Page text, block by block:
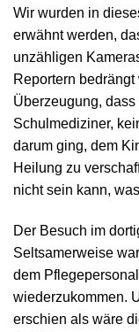
Wir wurden in
erwähnt werden,
unzähligen
Reportern
Überzeugung,
Schulmediziner,
darum ging, dem
Heilung zu
nicht sein kann,
Der Besuch im
Seltsamerweise
dem
wiederzukommen.
erschien als wäre